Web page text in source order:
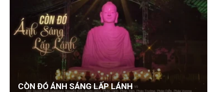
CÒN ĐÓ ÁNH SÁNG LẤP LÁNH